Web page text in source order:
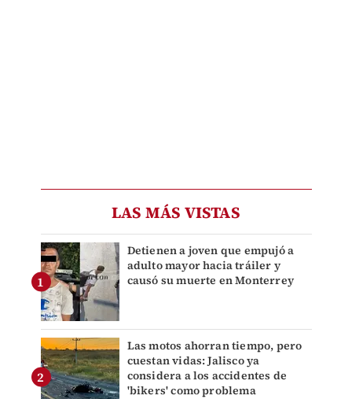
LAS MÁS VISTAS
Detienen a joven que empujó a
adulto mayor hacia tráiler y
causó su muerte en Monterrey
Las motos ahorran tiempo, pero
cuestan vidas: Jalisco ya
considera a los accidentes de
'bikers' como problema